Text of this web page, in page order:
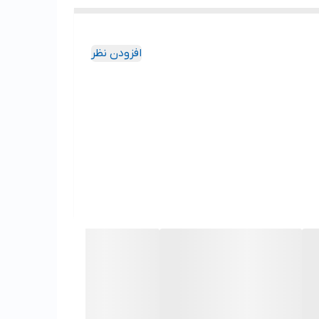
افزودن نظر